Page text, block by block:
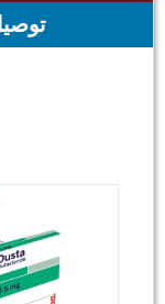
توصيل مجاني بجدة للطلبات